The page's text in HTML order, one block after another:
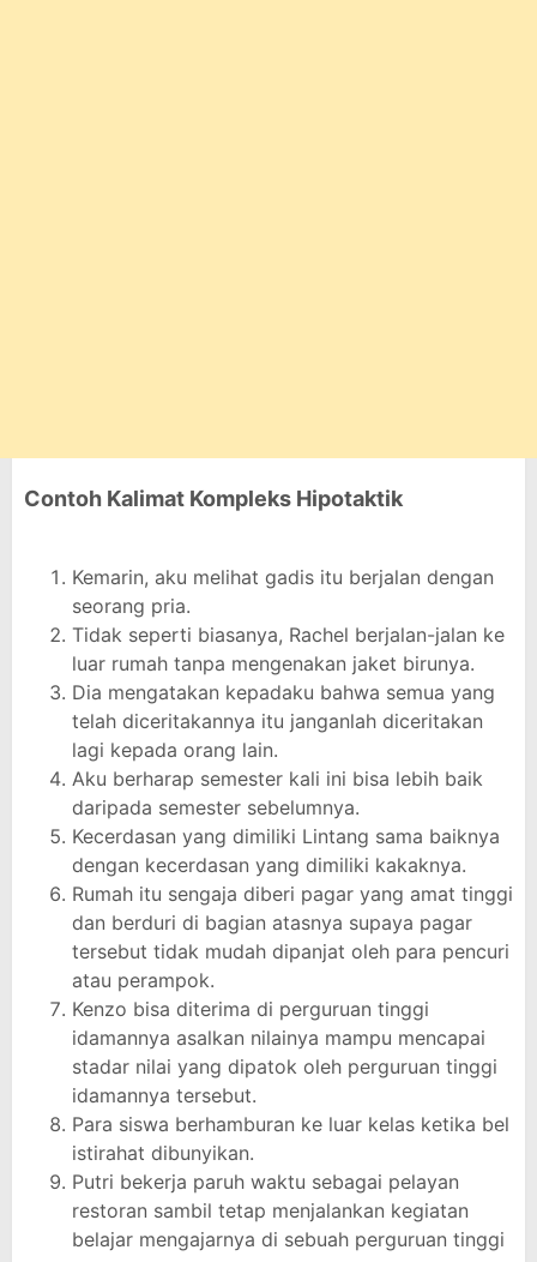
Contoh Kalimat Kompleks Hipotaktik
Kemarin, aku melihat gadis itu berjalan dengan
seorang pria.
Tidak seperti biasanya, Rachel berjalan-jalan ke
luar rumah tanpa mengenakan jaket birunya.
Dia mengatakan kepadaku bahwa semua yang
telah diceritakannya itu janganlah diceritakan
lagi kepada orang lain.
Aku berharap semester kali ini bisa lebih baik
daripada semester sebelumnya.
Kecerdasan yang dimiliki Lintang sama baiknya
dengan kecerdasan yang dimiliki kakaknya.
Rumah itu sengaja diberi pagar yang amat tinggi
dan berduri di bagian atasnya supaya pagar
tersebut tidak mudah dipanjat oleh para pencuri
atau perampok.
Kenzo bisa diterima di perguruan tinggi
idamannya asalkan nilainya mampu mencapai
stadar nilai yang dipatok oleh perguruan tinggi
idamannya tersebut.
Para siswa berhamburan ke luar kelas ketika bel
istirahat dibunyikan.
Putri bekerja paruh waktu sebagai pelayan
restoran sambil tetap menjalankan kegiatan
belajar mengajarnya di sebuah perguruan tinggi